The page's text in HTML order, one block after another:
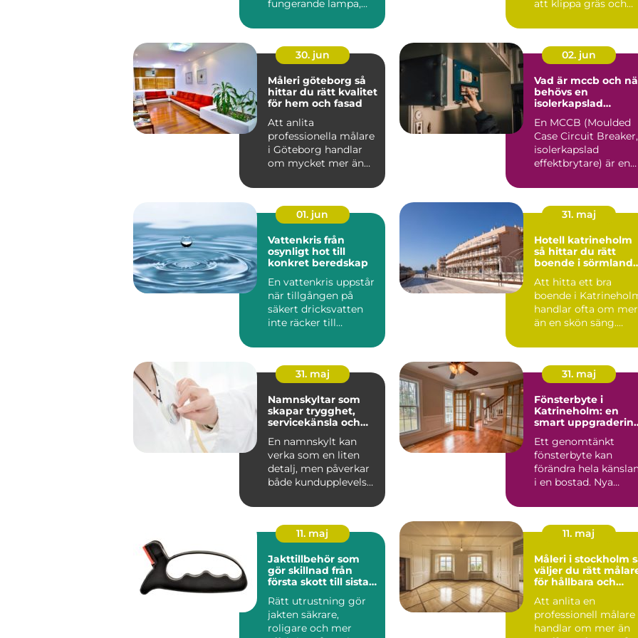
fungerande lampa,
ventilationsan...
att klippa gräs och
med kalk...
30. jun
Måleri göteborg så
hittar du rätt kvalitet
för hem och fasad
Att anlita
professionella målare
i Göteborg handlar
om mycket mer än
på vägga...
02. jun
Vad är mccb och
behövs en
isolerkapslad
En MCCB (Moulded
Case Circuit Breaker,
isolerkapslad
effektbrytare) är en
elin...
01. jun
Vattenkris från
osynligt hot till
konkret beredskap
En vattenkris uppstår
när tillgången på
säkert dricksvatten
inte räcker till
grundläggand...
31. maj
Hotell katrineholm
så hittar du rätt
boende i sörmlands
Att hitta ett bra
boende i
handlar ofta om mer
än en skön säng.
sta...
31. maj
Namnskyltar som
skapar trygghet,
servicekänsla och
En namnskylt kan
verka som en liten
detalj, men påverkar
både kundupplevelse,
v...
31. maj
Fönsterbyte i
Katrineholm: en
smart
Ett genomtänkt
fönsterbyte kan
förändra hela
i en bostad. Nya
11. maj
Jakttillbehör som
gör skillnad från
första skott till sista
Rätt utrustning gör
jakten säkrare,
roligare och mer
11. maj
Måleri i stockholm så
väljer du rätt
för hållbara och
Att anlita en
professionell målare
handlar om mer än